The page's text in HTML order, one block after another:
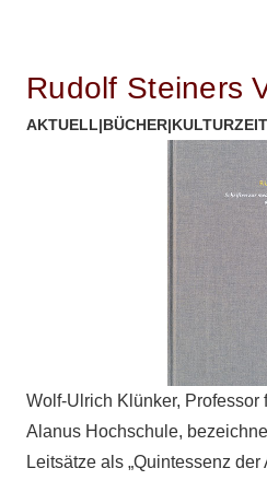
Rudolf Steiners
AKTUELL|BÜCHER|KULTURZEIT
Wolf-Ulrich Klünker, Professor
Alanus Hochschule,
Leitsätze als „Quintessenz